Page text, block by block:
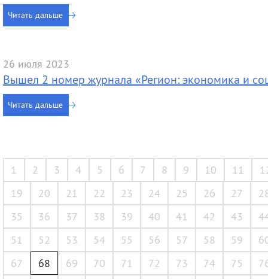
Читать дальше
26 июля 2023
Вышел 2 номер журнала «Регион: экономика и
Читать дальше
1 2 3 4 5 6 7 8 9 10 11
19
20 21 22 23 24 25 26 27
35
36 37 38 39 40 41 42 43
51
52 53 54 55 56 57 58 59
67
68 69 70 71 72 73 74 75